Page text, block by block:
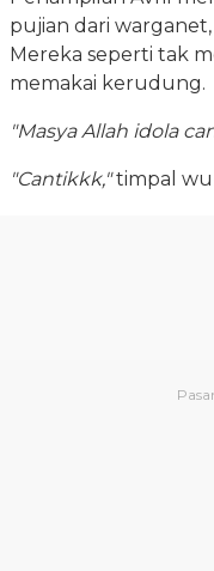
pujian dari
Mereka seperti tak
memakai kerudung.
"Masya Allah idola
"Cantikkk,"timpal